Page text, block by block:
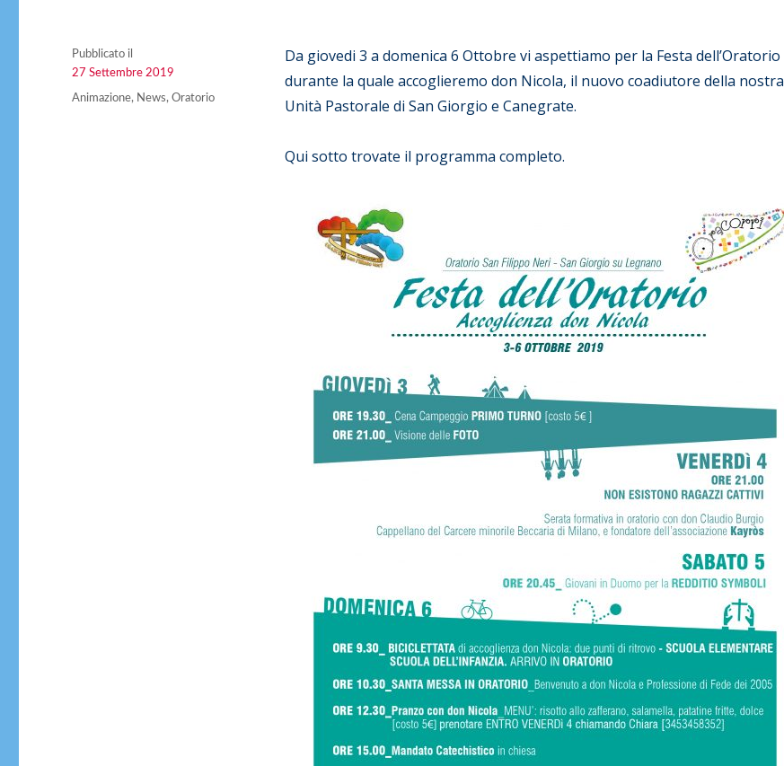
Da giovedi 3 a domenica 6 Ottobre vi aspettiamo per la Festa dell’Oratorio
durante la quale accoglieremo don Nicola, il nuovo coadiutore della nostra
Unità Pastorale di San Giorgio e Canegrate.
Qui sotto trovate il programma completo.
Pubblicato il
Pubblicato
il
27 Settembre 2019
Categorie
Animazione, News,Oratorio